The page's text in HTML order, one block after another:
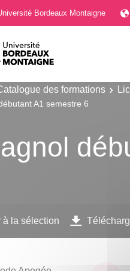
Bordeaux Montaigne
des formations
A1 semestre 6
à la sélection